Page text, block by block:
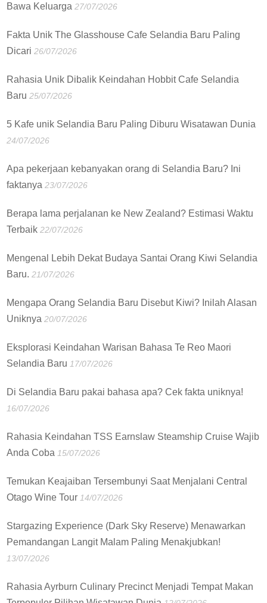
Bawa Keluarga 27/07/2026
Fakta Unik The Glasshouse Cafe Selandia Baru Paling
Dicari 26/07/2026
Rahasia Unik Dibalik Keindahan Hobbit Cafe Selandia
Baru 25/07/2026
5 Kafe unik Selandia Baru Paling Diburu Wisatawan Dunia
24/07/2026
Apa pekerjaan kebanyakan orang di Selandia Baru? Ini
faktanya 23/07/2026
Berapa lama perjalanan ke New Zealand? Estimasi Waktu
Terbaik 22/07/2026
Mengenal Lebih Dekat Budaya Santai Orang Kiwi Selandia
Baru. 21/07/2026
Mengapa Orang Selandia Baru Disebut Kiwi? Inilah Alasan
Uniknya 20/07/2026
Eksplorasi Keindahan Warisan Bahasa Te Reo Maori
Selandia Baru 17/07/2026
Di Selandia Baru pakai bahasa apa? Cek fakta uniknya!
16/07/2026
Rahasia Keindahan TSS Earnslaw Steamship Cruise Wajib
Anda Coba 15/07/2026
Temukan Keajaiban Tersembunyi Saat Menjalani Central
Otago Wine Tour 14/07/2026
Stargazing Experience (Dark Sky Reserve) Menawarkan
Pemandangan Langit Malam Paling Menakjubkan!
13/07/2026
Rahasia Ayrburn Culinary Precinct Menjadi Tempat Makan